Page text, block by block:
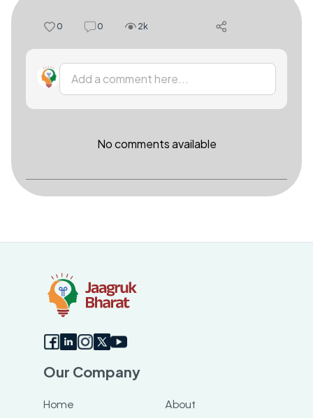
0 0 2k
Add a comment here...
No comments available
Our Company
Home
About